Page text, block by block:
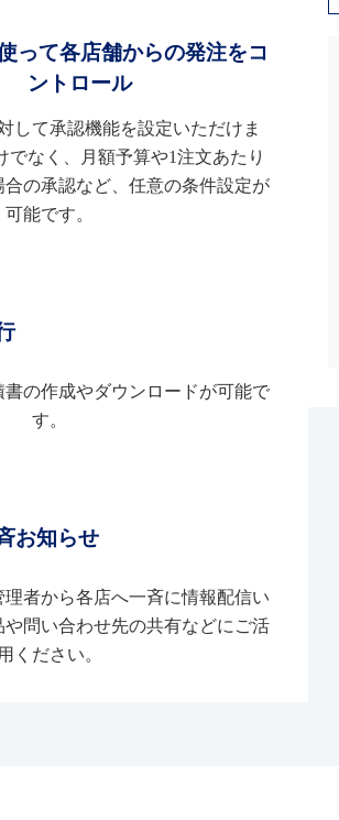
って各店舗からの発注をコ
ントロール
して承認機能を設定いただけま
でなく、月額予算や1注文あたり
の承認など、任意の条件設定が
可能です。
の作成やダウンロードが可能で
す。
お知らせ
者から各店へ一斉に情報配信い
問い合わせ先の共有などにご活
用ください。